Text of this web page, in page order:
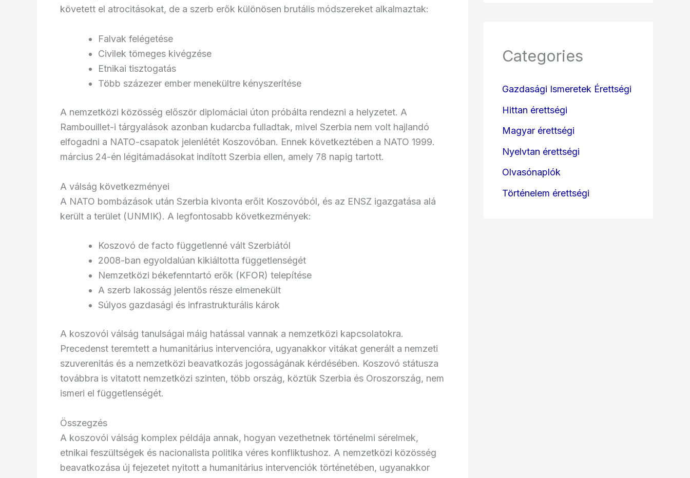
követett el atrocitásokat, de a szerb erők különösen brutális módszereket alkalmaztak:
Falvak felégetése
Civilek tömeges kivégzése
Etnikai tisztogatás
Több százezer ember menekültre kényszerítése
A nemzetközi közösség először diplomáciai úton próbálta rendezni a helyzetet. A
Rambouillet-i tárgyalások azonban kudarcba fulladtak, mivel Szerbia nem volt hajlandó
elfogadni a NATO-csapatok jelenlétét Koszovóban. Ennek következtében a NATO 1999.
március 24-én légitámadásokat indított Szerbia ellen, amely 78 napig tartott.
A válság következményei
A NATO bombázások után Szerbia kivonta erőit Koszovóból, és az ENSZ igazgatása alá
került a terület (UNMIK). A legfontosabb következmények:
Koszovó de facto függetlenné vált Szerbiától
2008-ban egyoldalúan kikiáltotta függetlenségét
Nemzetközi békefenntartó erők (KFOR) telepítése
A szerb lakosság jelentős része elmenekült
Súlyos gazdasági és infrastrukturális károk
A koszovói válság tanulságai máig hatással vannak a nemzetközi kapcsolatokra.
Precedenst teremtett a humanitárius intervencióra, ugyanakkor vitákat generált a nemzeti
szuverenitás és a nemzetközi beavatkozás jogosságának kérdésében. Koszovó státusza
továbbra is vitatott nemzetközi szinten, több ország, köztük Szerbia és Oroszország, nem
ismeri el függetlenségét.
Összegzés
A koszovói válság komplex példája annak, hogyan vezethetnek történelmi sérelmek,
etnikai feszültségek és nacionalista politika véres konfliktushoz. A nemzetközi közösség
beavatkozása új fejezetet nyitott a humanitárius intervenciók történetében, ugyanakkor
Categories
Gazdasági Ismeretek Érettségi
Hittan érettségi
Magyar érettségi
Nyelvtan érettségi
Olvasónaplók
Történelem érettségi